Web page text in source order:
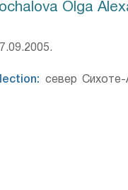
Olga
север Сихоте-